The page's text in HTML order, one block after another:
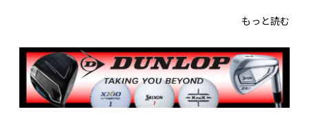
もっと読む